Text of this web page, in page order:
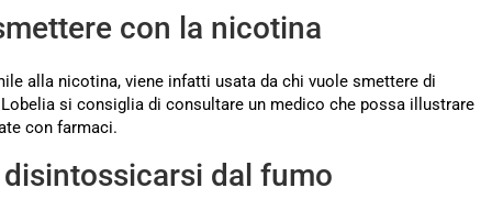
con la nicotina
alla nicotina, viene infatti usata da chi vuole smettere di
si consiglia di consultare un medico che possa illustrare
con farmaci.
dal fumo